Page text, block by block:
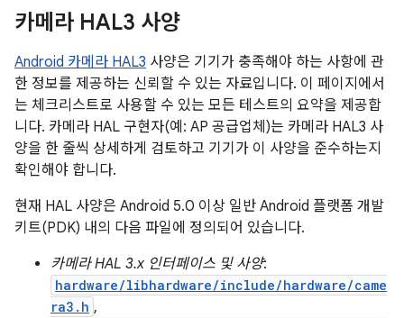
카메라 HAL3 사양
Android 카메라 HAL3 사양은 기기가 충족해야 하는 사항에 관
한 정보를 제공하는 신뢰할 수 있는 자료입니다. 이 페이지에서
는 체크리스트로 사용할 수 있는 모든 테스트의 요약을 제공합
니다. 카메라 HAL 구현자(예: AP 공급업체)는 카메라 HAL3 사
양을 한 줄씩 상세하게 검토하고 기기가 이 사양을 준수하는지
확인해야 합니다.
현재 HAL 사양은 Android 5.0 이상 일반 Android 플랫폼 개발
키트(PDK) 내의 다음 파일에 정의되어 있습니다.
카메라 HAL 3.x 인터페이스 및 사양:
hardware/libhardware/include/hardware/came
ra3.h ,